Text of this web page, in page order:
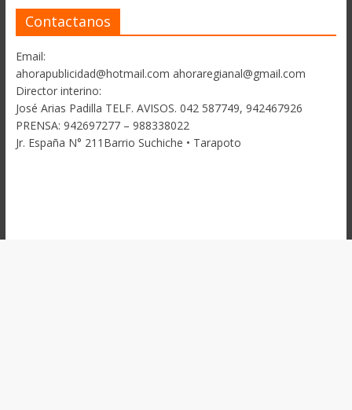
Contactanos
Email:
ahorapublicidad@hotmail.com ahoraregianal@gmail.com
Director interino:
José Arias Padilla TELF. AVISOS. 042 587749, 942467926
PRENSA: 942697277 – 988338022
Jr. España N° 211Barrio Suchiche • Tarapoto